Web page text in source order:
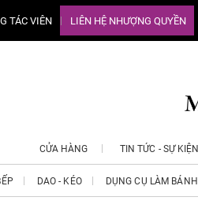
TÁC VIÊN LIÊN HỆ NHƯỢNG QUYỀN
CỬA HÀNG TIN TỨC - SỰ KIỆN
DAO - KÉO DỤNG CỤ LÀM BÁNH